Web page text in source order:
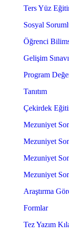
Ters Yüz
Sosyal
Öğrenci
Gelişim Sınavı
Program
Tanıtım
Çekirdek
Mezuniyet
Mezuniyet
Mezuniyet
Mezuniyet
Araştırma
Formlar
Tez Yazım